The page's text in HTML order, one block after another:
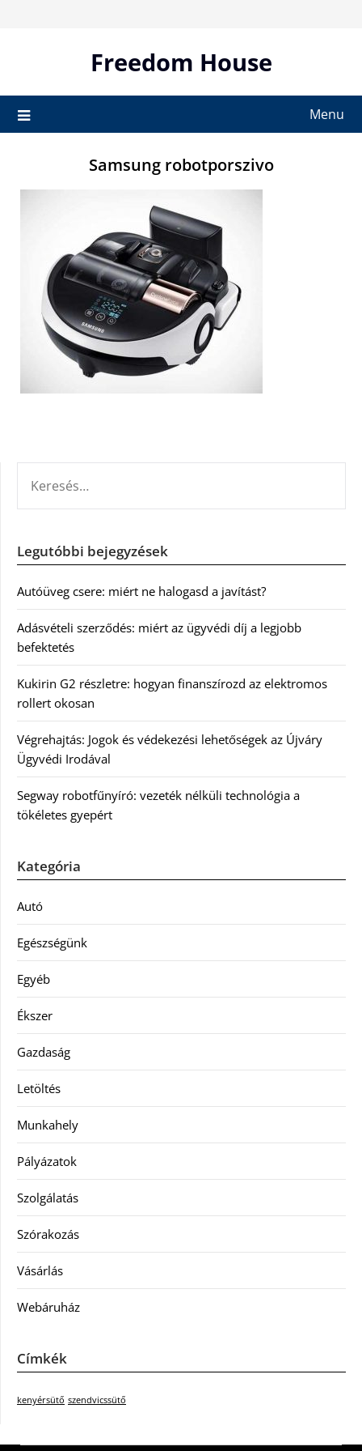
Freedom House
Menu
Samsung robotporszivo
Legutóbbi bejegyzések
Autóüveg csere: miért ne halogasd a javítást?
Adásvételi szerződés: miért az ügyvédi díj a legjobb
befektetés
Kukirin G2 részletre: hogyan finanszírozd az elektromos
rollert okosan
Végrehajtás: Jogok és védekezési lehetőségek az Újváry
Ügyvédi Irodával
Segway robotfűnyíró: vezeték nélküli technológia a
tökéletes gyepért
Kategória
Autó
Egészségünk
Egyéb
Ékszer
Gazdaság
Letöltés
Munkahely
Pályázatok
Szolgálatás
Szórakozás
Vásárlás
Webáruház
Címkék
kenyérsütő szendvicssütő